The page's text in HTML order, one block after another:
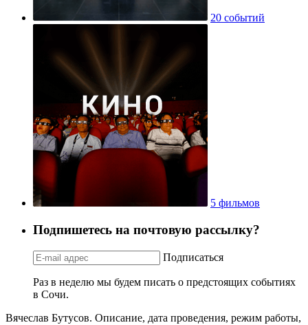
20 событий
5 фильмов
Подпишетесь на почтовую рассылку?
Подписаться
Раз в неделю мы будем писать о предстоящих событиях
в Сочи.
Вячеслав Бутусов. Описание, дата проведения, режим работы,